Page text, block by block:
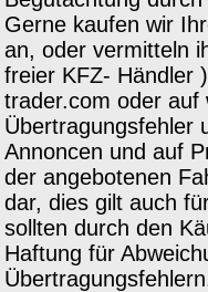
Gerne kaufen wir
an, oder vermitteln
freier KFZ- Händler
trader.com oder auf
Übertragungsfehler
Annoncen und auf
der angebotenen
dar, dies gilt auch
sollten durch den
Haftung für